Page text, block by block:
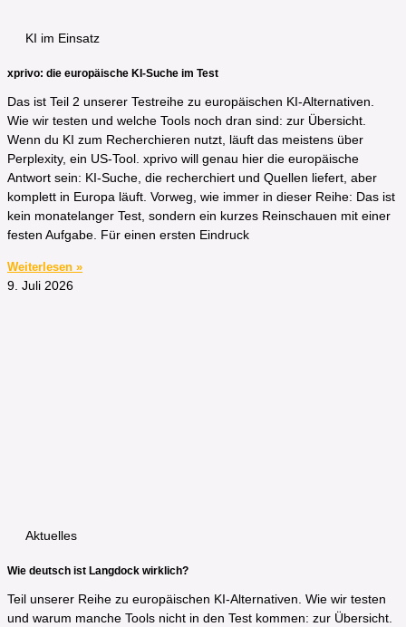
KI im Einsatz
xprivo: die europäische KI-Suche im Test
Das ist Teil 2 unserer Testreihe zu europäischen KI-Alternativen.
Wie wir testen und welche Tools noch dran sind: zur Übersicht.
Wenn du KI zum Recherchieren nutzt, läuft das meistens über
Perplexity, ein US-Tool. xprivo will genau hier die europäische
Antwort sein: KI-Suche, die recherchiert und Quellen liefert, aber
komplett in Europa läuft. Vorweg, wie immer in dieser Reihe: Das ist
kein monatelanger Test, sondern ein kurzes Reinschauen mit einer
festen Aufgabe. Für einen ersten Eindruck
Weiterlesen »
9. Juli 2026
Aktuelles
Wie deutsch ist Langdock wirklich?
Teil unserer Reihe zu europäischen KI-Alternativen. Wie wir testen
und warum manche Tools nicht in den Test kommen: zur Übersicht.